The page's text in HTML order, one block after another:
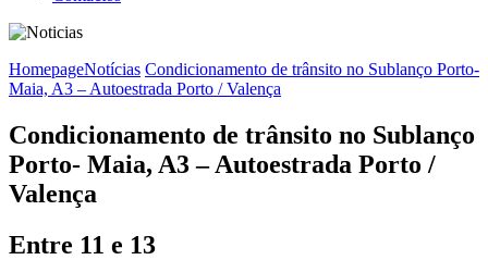
HomepageNotícias Condicionamento de trânsito no Sublanço Porto-
Maia, A3 – Autoestrada Porto / Valença
Condicionamento de trânsito no Sublanço
Porto- Maia, A3 – Autoestrada Porto /
Valença
Entre 11 e 13